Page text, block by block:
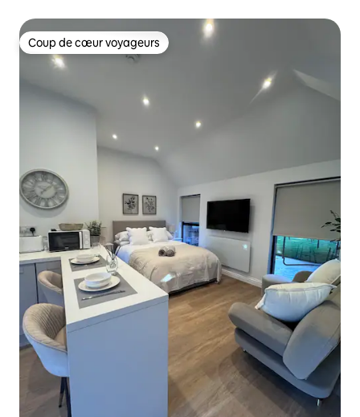
Coup de cœur voyageurs
Coup de cœur voyageurs